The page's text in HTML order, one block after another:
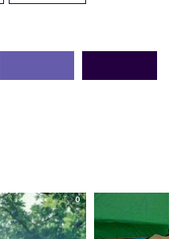
0